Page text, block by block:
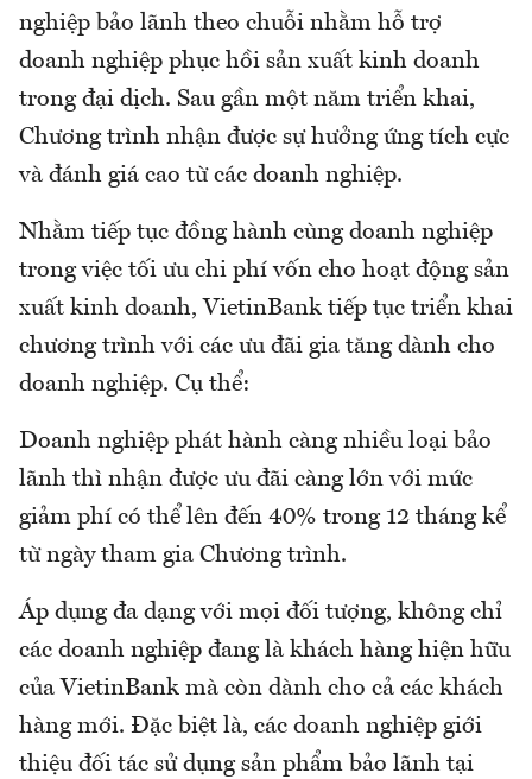
nghiệp bảo lãnh theo chuỗi nhằm hỗ trợ
doanh nghiệp phục hồi sản xuất kinh doanh
trong đại dịch. Sau gần một năm triển khai,
Chương trình nhận được sự hưởng ứng tích cực
và đánh giá cao từ các doanh nghiệp.
Nhằm tiếp tục đồng hành cùng doanh nghiệp
trong việc tối ưu chi phí vốn cho hoạt động sản
xuất kinh doanh, VietinBank tiếp tục triển khai
chương trình với các ưu đãi gia tăng dành cho
doanh nghiệp. Cụ thể:
Doanh nghiệp phát hành càng nhiều loại bảo
lãnh thì nhận được ưu đãi càng lớn với mức
giảm phí có thể lên đến 40% trong 12 tháng kể
từ ngày tham gia Chương trình.
Áp dụng đa dạng với mọi đối tượng, không chỉ
các doanh nghiệp đang là khách hàng hiện hữu
của VietinBank mà còn dành cho cả các khách
hàng mới. Đặc biệt là, các doanh nghiệp giới
thiệu đối tác sử dụng sản phẩm bảo lãnh tại